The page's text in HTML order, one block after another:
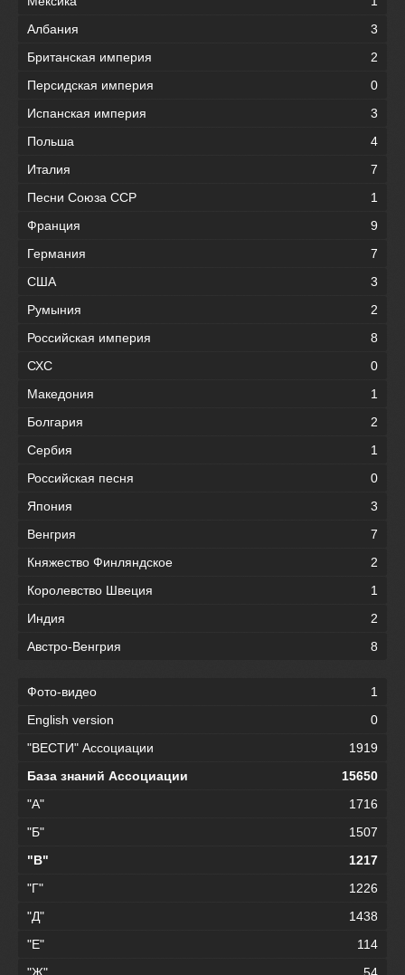
Албания
3
Британская империя
2
Персидская империя
0
Испанская империя
3
Польша
4
Италия
7
Песни Союза ССР
1
Франция
9
Германия
7
США
3
Румыния
2
Российская империя
8
СХС
0
Македония
1
Болгария
2
Сербия
1
Российская песня
0
Япония
3
Венгрия
7
Княжество Финляндское
2
Королевство Швеция
1
Индия
2
Австро-Венгрия
8
Фото-видео
1
English version
0
"ВЕСТИ" Ассоциации
1919
База знаний Ассоциации
15650
"А"
1716
"Б"
1507
"В"
1217
"Г"
1226
"Д"
1438
"Е"
114
"Ж"
54